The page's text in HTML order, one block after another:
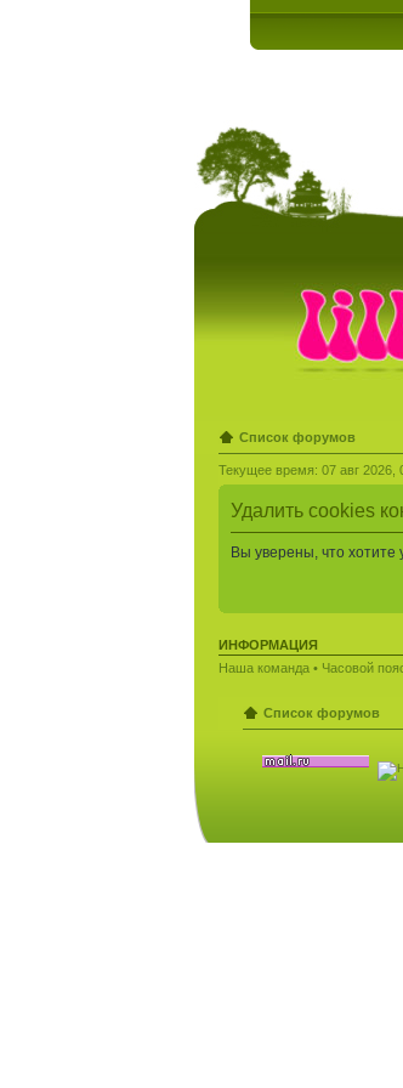
Список форумов
Текущее время: 07 авг 2026,
Удалить cookies
Вы уверены, что
ИНФОРМАЦИЯ
Наша команда • Часовой
Список форумов